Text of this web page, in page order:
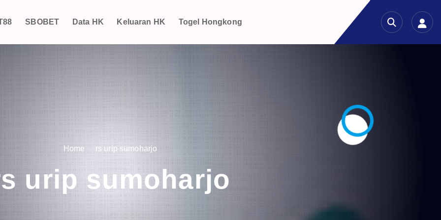
SBOBET Data HK Keluaran HK Togel Hongkong
Home rs urip sumoharjo
urip sumoharjo